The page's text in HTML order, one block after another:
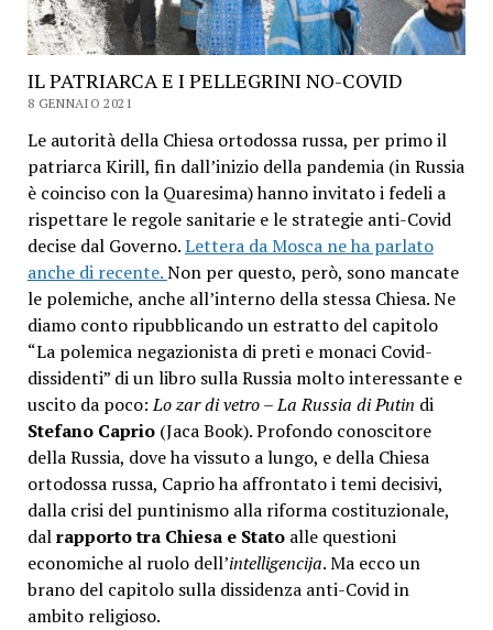
IL PATRIARCA E I PELLEGRINI NO-COVID
8 GENNAIO 2021
Le autorità della Chiesa ortodossa russa, per primo il
patriarca Kirill, fin dall’inizio della pandemia (in Russia
è coinciso con la Quaresima) hanno invitato i fedeli a
rispettare le regole sanitarie e le strategie anti-Covid
decise dal Governo.Lettera da Mosca ne ha parlato
anche di recente.Non per questo, però, sono mancate
le polemiche, anche all’interno della stessa Chiesa. Ne
diamo conto ripubblicando un estratto del capitolo
“La polemica negazionista di preti e monaci Covid-
dissidenti” di un libro sulla Russia molto interessante e
uscito da poco:Lo zar di vetro – La Russia di Putin di
Stefano Caprio(Jaca Book). Profondo conoscitore
della Russia, dove ha vissuto a lungo, e della Chiesa
ortodossa russa, Caprio ha affrontato i temi decisivi,
dalla crisi del puntinismo alla riforma costituzionale,
dalrapporto tra Chiesa e Statoalle questioni
economiche al ruolo dell’intelligencija. Ma ecco un
brano del capitolo sulla dissidenza anti-Covid in
ambito religioso.